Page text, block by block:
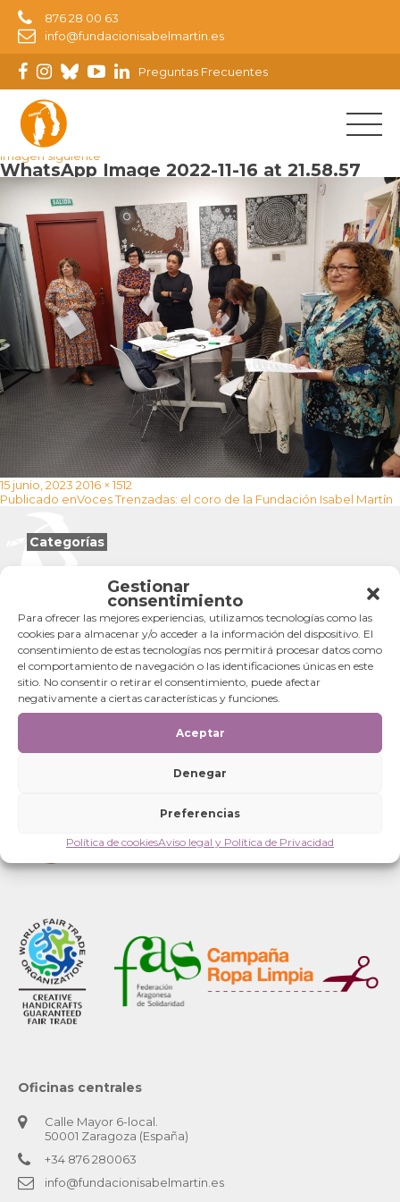
Gestionar
consentimiento
Para ofrecer las mejores experiencias, utilizamos tecnologías como las
cookies para almacenar y/o acceder a la información del dispositivo. El
consentimiento de estas tecnologías nos permitirá procesar datos como
el comportamiento de navegación o las identificaciones únicas en este
sitio. No consentir o retirar el consentimiento, puede afectar
negativamente a ciertas características y funciones.
Aceptar
Denegar
Preferencias
Política de cookiesAviso legal y Política de Privacidad
876 28 00 63
info@fundacionisabelmartin.es
Preguntas Frecuentes
Imagen anterior
Imagen siguiente
WhatsApp Image 2022-11-16 at 21.58.57
Publicado
el
15 junio, 2023 Tamaño
completo
2016 × 1512
Navegación
Publicado enVoces Trenzadas: el coro de la Fundación Isabel Martín
Categorías
Oficinas centrales
Calle Mayor 6-local.
50001 Zaragoza (España)
+34 876 280063
info@fundacionisabelmartin.es